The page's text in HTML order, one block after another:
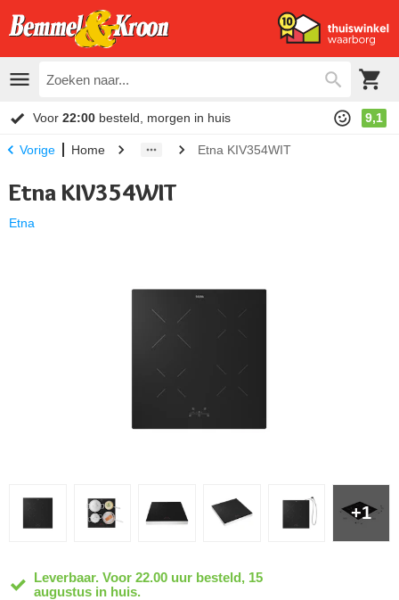
Voor 22:00 besteld, morgen in huis 9,1
Vorige Home Etna KIV354WIT
Etna KIV354WIT
Etna
+1
Leverbaar. Voor 22.00 uur besteld, 15
augustus in huis.